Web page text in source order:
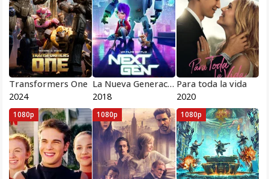
Transformers One
2024
La Nueva Generación
2018
Para toda la vida
2020
1080p 1080p 1080p